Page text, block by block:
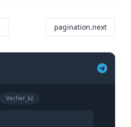
pagination.next
Vecher_kz